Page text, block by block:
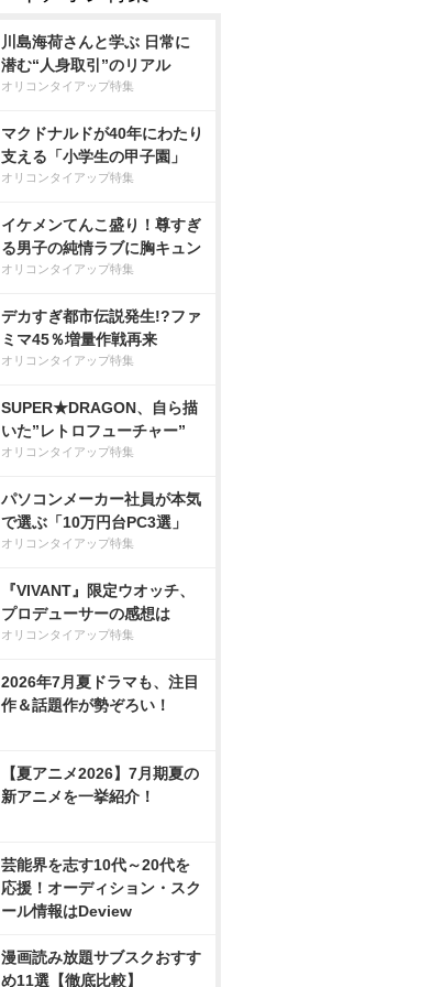
川島海荷さんと学ぶ 日常に
潜む“人身取引”のリアル
オリコンタイアップ特集
マクドナルドが40年にわたり
支える「小学生の甲子園」
オリコンタイアップ特集
イケメンてんこ盛り！尊すぎ
る男子の純情ラブに胸キュン
オリコンタイアップ特集
デカすぎ都市伝説発生!?ファ
ミマ45％増量作戦再来
オリコンタイアップ特集
SUPER★DRAGON、自ら描
いた”レトロフューチャー”
オリコンタイアップ特集
パソコンメーカー社員が本気
で選ぶ「10万円台PC3選」
オリコンタイアップ特集
『VIVANT』限定ウオッチ、
プロデューサーの感想は
オリコンタイアップ特集
2026年7月夏ドラマも、注目
作＆話題作が勢ぞろい！
【夏アニメ2026】7月期夏の
新アニメを一挙紹介！
芸能界を志す10代～20代を
応援！オーディション・スク
ール情報はDeview
漫画読み放題サブスクおすす
め11選【徹底比較】